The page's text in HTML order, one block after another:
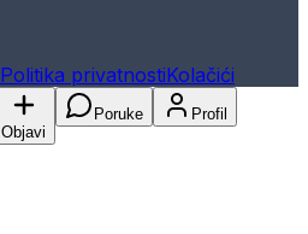
Politika privatnostiKolačići
Objavi
Poruke Profil